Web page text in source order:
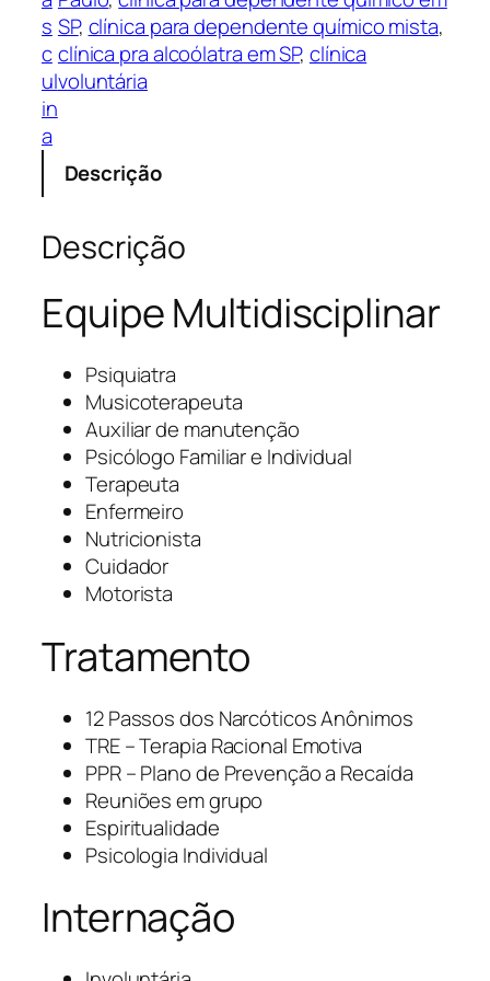
s
c
ul
in
a
SP, clínica para dependente químico mista
clínica pra alcoólatra em SP, clínica
voluntária
Descrição
Descrição
Equipe Multidisciplinar
Psiquiatra
Musicoterapeuta
Auxiliar de manutenção
Psicólogo Familiar e Individual
Terapeuta
Enfermeiro
Nutricionista
Cuidador
Motorista
Tratamento
12 Passos dos Narcóticos Anônimos
TRE – Terapia Racional Emotiva
PPR – Plano de Prevenção a Recaída
Reuniões em grupo
Espiritualidade
Psicologia Individual
Internação